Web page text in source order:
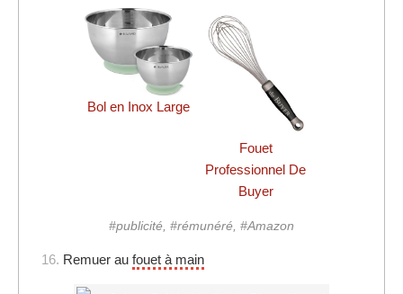
Bol en Inox Large
Fouet
Professionnel De
Buyer
#publicité, #rémunéré, #Amazon
16. Remuer au fouet à main